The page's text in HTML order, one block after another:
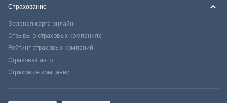
Страхование
Зеленая карта онлайн
Отзывы о страховых компаниях
Рейтинг страховых компаний
Страховка авто
Страховые компании